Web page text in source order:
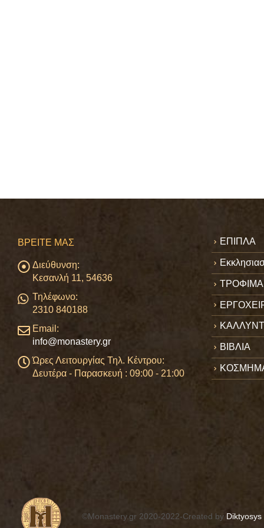
ΒΡΕΊΤΕ ΜΑΣ
Διεύθυνση:
Κεσανλή 11, 54636
Τηλέφωνο:
2310 840188
Email:
info@monastery.gr
Ώρες Λειτουργίας Τηλ. Κέντρου:
Δευτέρα - Παρασκευή : 09:00 - 21:00
ΕΠΙΠΛΑ
ΤΡΟΦΙΜΑ
ΒΙΒΛΙΑ
©Monastery.gr 2020-2022-Created by Diktyosys